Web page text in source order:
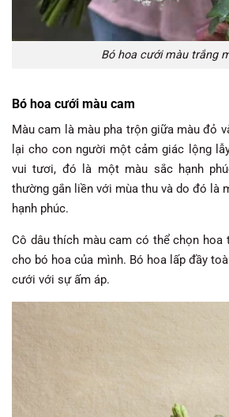
Bó hoa cưới màu trắng
Bó hoa cưới màu cam
Màu cam là màu pha trộn giữa màu đỏ
lại cho con người một cảm giác lộng
vui tươi, đó là một màu sắc hạnh
thường gắn liền với mùa thu và do đó là
hạnh phúc.
Cô dâu thích màu cam có thể chọn hoa
cho bó hoa của mình. Bó hoa lấp đầy
cưới với sự ấm áp.